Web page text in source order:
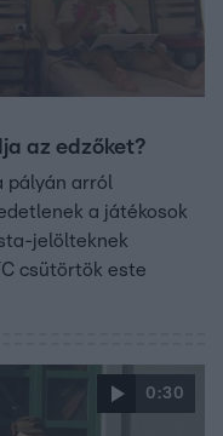
az edzőket?
pályán arról
a játékosok
jelölteknek
csütörtök este
0:30